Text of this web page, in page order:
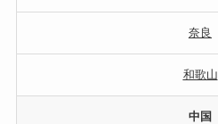
奈良
和歌山
中国